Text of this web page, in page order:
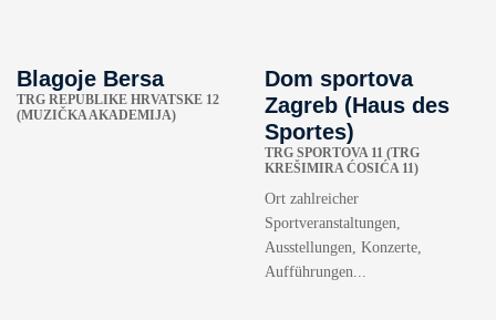
Blagoje Bersa
TRG REPUBLIKE HRVATSKE 12
(MUZIČKA AKADEMIJA)
Dom sportova
Zagreb (Haus des
Sportes)
TRG SPORTOVA 11 (TRG
KREŠIMIRA ĆOSIĆA 11)
Ort zahlreicher
Sportveranstaltungen,
Ausstellungen, Konzerte,
Aufführungen...